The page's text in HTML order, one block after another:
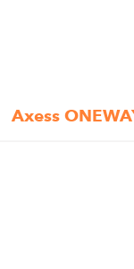
Axess